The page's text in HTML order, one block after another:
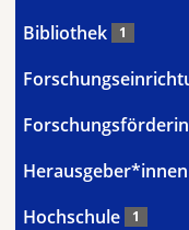
Bibliothek 1
Herausgeber*innen
Hochschule 1